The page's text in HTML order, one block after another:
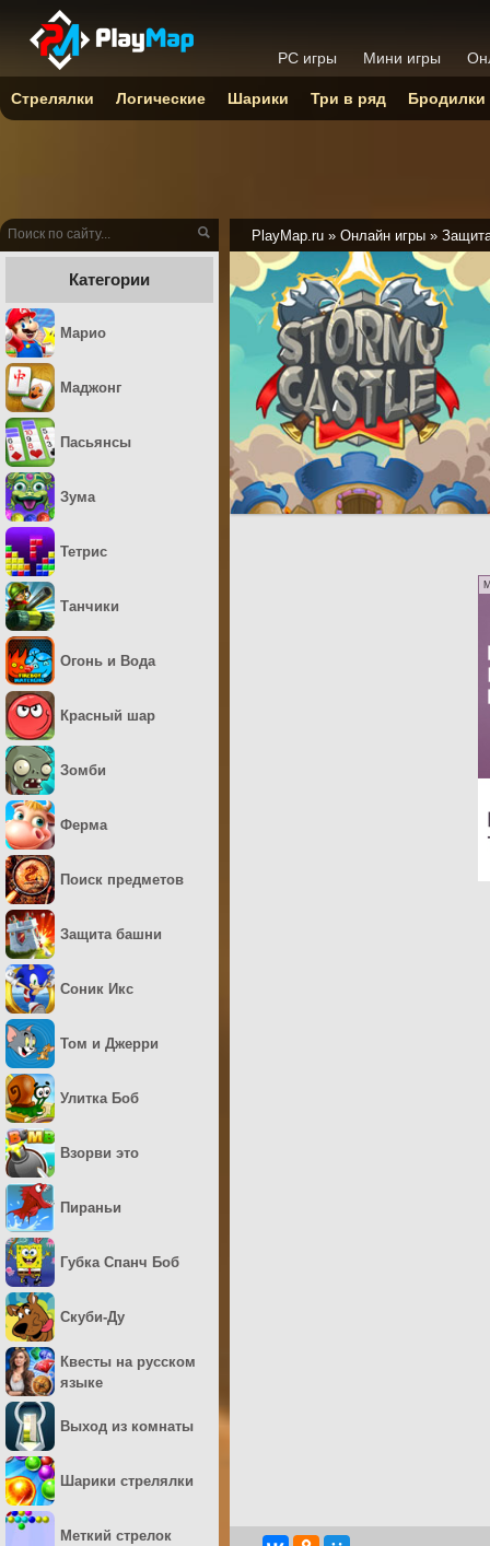
PlayMap.ru » Онлайн игры »
Категории
Марио
Маджонг
Пасьянсы
Зума
Тетрис
Танчики
Огонь и Вода
Красный шар
Зомби
Ферма
Поиск предметов
Защита башни
Соник Икс
Том и Джерри
Улитка Боб
Взорви это
Пираньи
Губка Спанч Боб
Скуби-Ду
Квесты на русском
языке
Выход из комнаты
Шарики стрелялки
Меткий стрелок
PC игры Мини игры
Стрелялки Логические Шарики Три в ряд Бродилки